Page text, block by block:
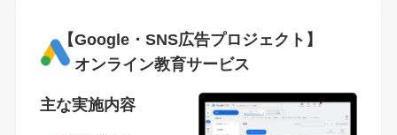
【Google・SNS広告プロジェクト】
オンライン教育サービス
主な実施内容